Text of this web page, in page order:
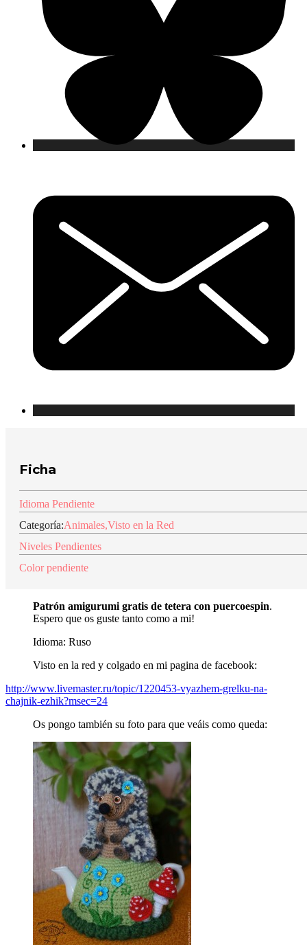
Ficha
Idioma Pendiente
Categoría:Animales,Visto en la Red
Niveles Pendientes
Color pendiente
Patrón amigurumi gratis de tetera con puercoespin.
Espero que os guste tanto como a mi!
Idioma: Ruso
Visto en la red y colgado en mi pagina de facebook:
http://www.livemaster.ru/topic/1220453-vyazhem-grelku-na-
chajnik-ezhik?msec=24
Os pongo también su foto para que veáis como queda: